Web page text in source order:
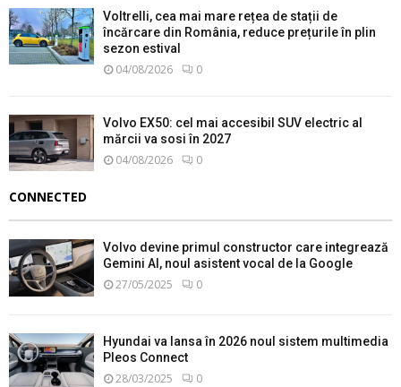
Voltrelli, cea mai mare rețea de stații de
încărcare din România, reduce prețurile în plin
sezon estival
04/08/2026 0
Volvo EX50: cel mai accesibil SUV electric al
mărcii va sosi în 2027
04/08/2026 0
CONNECTED
Volvo devine primul constructor care integrează
Gemini AI, noul asistent vocal de la Google
27/05/2025 0
Hyundai va lansa în 2026 noul sistem multimedia
Pleos Connect
28/03/2025 0